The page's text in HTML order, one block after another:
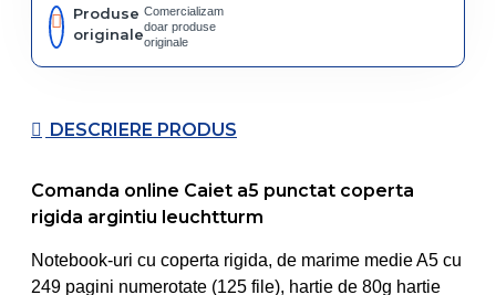
Produse
originale
Comercializam
doar produse
originale
DESCRIERE PRODUS
Comanda online Caiet a5 punctat coperta
rigida argintiu leuchtturm
Notebook-uri cu coperta rigida, de marime medie A5 cu
249 pagini numerotate (125 file), hartie de 80g hartie